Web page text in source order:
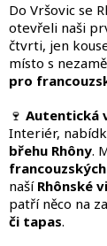
Do Vršovic se
otevřeli naši
čtvrti, jen
místo s
pro
🍷 Autentická
Interiér,
břehu Rhôny.
naší Rhônské
patří něco na
či tapas.